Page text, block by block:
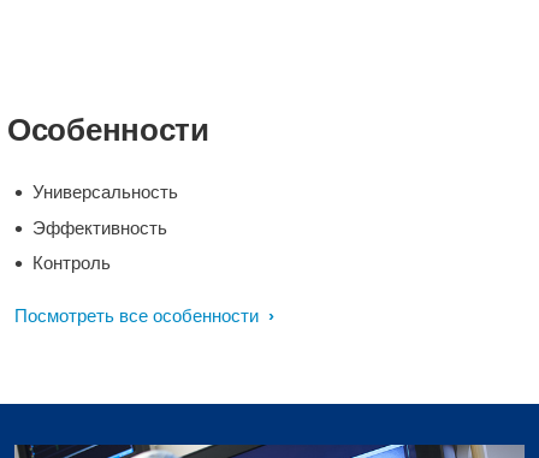
Особенности
Универсальность
Эффективность
Контроль
Посмотреть все особенности